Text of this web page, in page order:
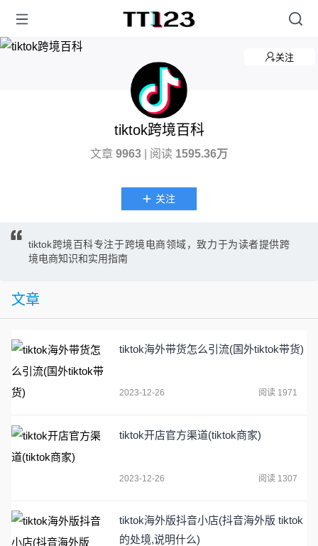
关注
tiktok跨境百科
文章 9963 | 阅读 1595.36万
关注
tiktok跨境百科专注于跨境电商领域，致力于为读者提供跨
境电商知识和实用指南
文章
tiktok海外带货怎么引流(国外tiktok带货)
2023-12-26 阅读 1971
tiktok开店官方渠道(tiktok商家)
2023-12-26 阅读 1307
tiktok海外版抖音小店(抖音海外版 tiktok
的处境,说明什么)